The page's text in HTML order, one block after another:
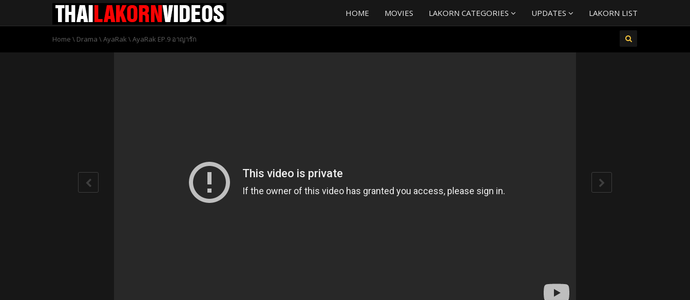
HOME MOVIES LAKORN CATEGORIES UPDATES LAKORN LIST
Home \ Drama \AyaRak \AyaRak EP.9 อาญารัก